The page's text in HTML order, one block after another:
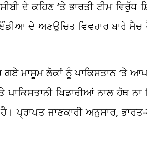
ਦੇ ਕਹਿਣ ‘ਤੇ ਭਾਰਤੀ ਟੀਮ ਵਿਰੁੱਧ
ਦੇ ਅਣਉਚਿਤ ਵਿਵਹਾਰ ਬਾਰੇ ਮੈਚ
ਗਏ ਮਾਸੂਮ ਲੋਕਾਂ ਨੂੰ ਪਾਕਿਸਤਾਨ ‘ਤੇ
ਖਿਡਾਰੀਆਂ ਨਾਲ ਹੱਥ ਨਾ
ਪ੍ਰਾਪਤ ਜਾਣਕਾਰੀ ਅਨੁਸਾਰ,